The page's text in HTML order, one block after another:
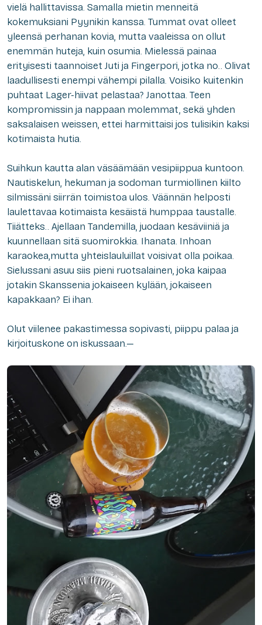
vielä hallittavissa. Samalla mietin menneitä
kokemuksiani Pyynikin kanssa. Tummat ovat olleet
yleensä perhanan kovia, mutta vaaleissa on ollut
enemmän huteja, kuin osumia. Mielessä painaa
erityisesti taannoiset Juti ja Fingerpori, jotka no.. Olivat
laadullisesti enempi vähempi pilalla. Voisiko kuitenkin
puhtaat Lager-hiivat pelastaa? Janottaa. Teen
kompromissin ja nappaan molemmat, sekä yhden
saksalaisen weissen, ettei harmittaisi jos tulisikin kaksi
kotimaista hutia.
Suihkun kautta alan väsäämään vesipiippua kuntoon.
Nautiskelun, hekuman ja sodoman turmiollinen kiilto
silmissäni siirrän toimistoa ulos. Väännän helposti
laulettavaa kotimaista kesäistä humppaa taustalle.
Tiiätteks.. Ajellaan Tandemilla, juodaan kesäviiniä ja
kuunnellaan sitä suomirokkia. Ihanata. Inhoan
karaokea,mutta yhteislauluillat voisivat olla poikaa.
Sielussani asuu siis pieni ruotsalainen, joka kaipaa
jotakin Skanssenia jokaiseen kylään, jokaiseen
kapakkaan? Ei ihan.
Olut viilenee pakastimessa sopivasti, piippu palaa ja
kirjoituskone on iskussaan.—